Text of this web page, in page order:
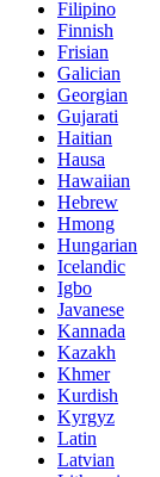
Filipino
Finnish
Frisian
Galician
Georgian
Gujarati
Haitian
Hausa
Hawaiian
Hebrew
Hmong
Hungarian
Icelandic
Igbo
Javanese
Kannada
Kazakh
Khmer
Kurdish
Kyrgyz
Latin
Latvian